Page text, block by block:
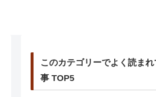
このカテゴリーでよく読ま
事 TOP5